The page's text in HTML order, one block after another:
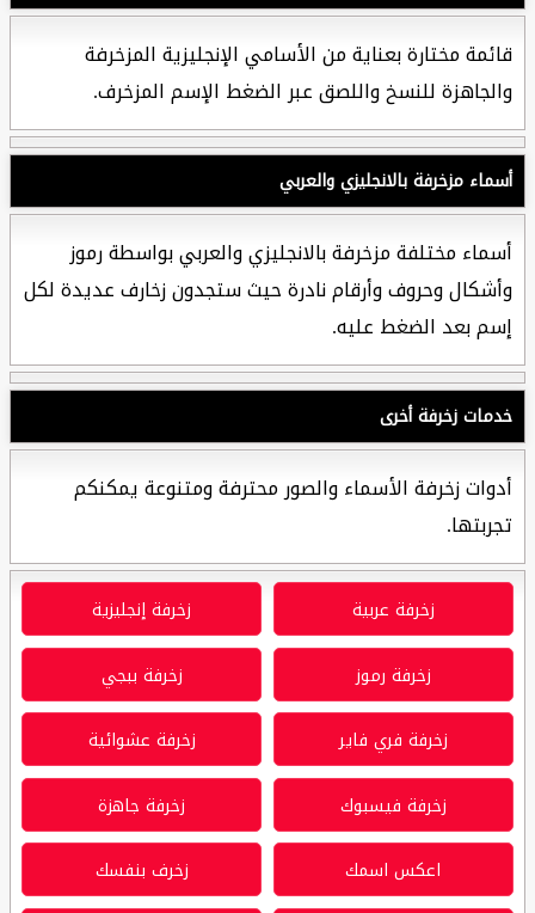
قائمة مختارة بعناية من الأسامي الإنجليزية المزخرفة
والجاهزة للنسخ واللصق عبر الضغط الإسم المزخرف.
أسماء مزخرفة بالانجليزي والعربي
أسماء مختلفة مزخرفة بالانجليزي والعربي بواسطة رموز
وأشكال وحروف وأرقام نادرة حيث ستجدون زخارف عديدة لكل
إسم بعد الضغط عليه.
خدمات زخرفة أخرى
أدوات زخرفة الأسماء والصور محترفة ومتنوعة يمكنكم
تجربتها.
زخرفة عربية زخرفة إنجليزية
زخرفة رموز زخرفة ببجي
زخرفة فري فاير زخرفة عشوائية
زخرفة فيسبوك زخرفة جاهزة
اعكس اسمك زخرف بنفسك